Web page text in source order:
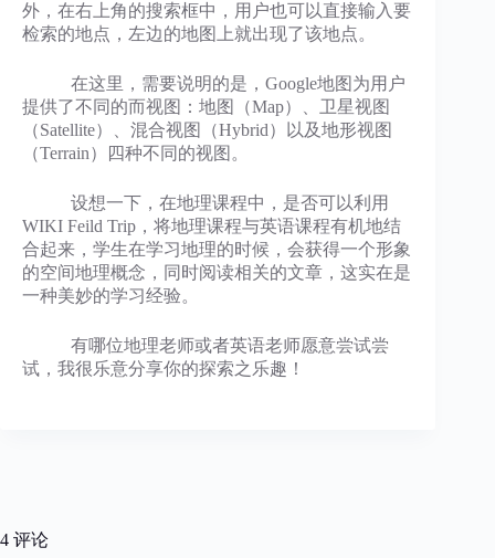
外，在右上角的搜索框中，用户也可以直接输入要
检索的地点，左边的地图上就出现了该地点。
在这里，需要说明的是，Google地图为用户
提供了不同的而视图：地图（Map）、卫星视图
（Satellite）、混合视图（Hybrid）以及地形视图
（Terrain）四种不同的视图。
设想一下，在地理课程中，是否可以利用
WIKI Feild Trip，将地理课程与英语课程有机地结
合起来，学生在学习地理的时候，会获得一个形象
的空间地理概念，同时阅读相关的文章，这实在是
一种美妙的学习经验。
有哪位地理老师或者英语老师愿意尝试尝
试，我很乐意分享你的探索之乐趣！
4 评论